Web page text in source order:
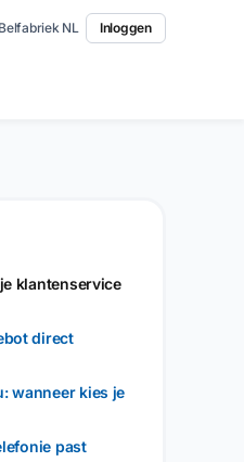
Belfabriek NL Inloggen
klantenservice
direct
wanneer kies je
past